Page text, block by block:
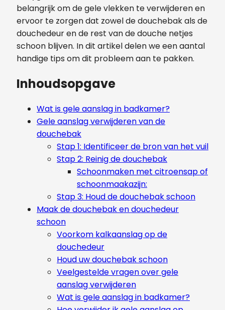
belangrijk om de gele vlekken te verwijderen en
ervoor te zorgen dat zowel de douchebak als de
douchedeur en de rest van de douche netjes
schoon blijven. In dit artikel delen we een aantal
handige tips om dit probleem aan te pakken.
Inhoudsopgave
Wat is gele aanslag in badkamer?
Gele aanslag verwijderen van de
douchebak
Stap 1: Identificeer de bron van het vuil
Stap 2: Reinig de douchebak
Schoonmaken met citroensap of
schoonmaakazijn:
Stap 3: Houd de douchebak schoon
Maak de douchebak en douchedeur
schoon
Voorkom kalkaanslag op de
douchedeur
Houd uw douchebak schoon
Veelgestelde vragen over gele
aanslag verwijderen
Wat is gele aanslag in badkamer?